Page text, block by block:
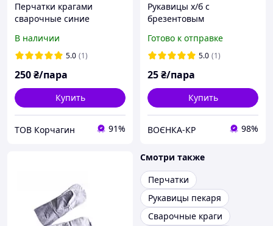
Перчатки крагами
сварочные синие
В наличии
5.0 (1)
250₴/пара
Купить
ТОВ Корчагин 91%
Рукавицы х/б с
брезентовым
Готово к отправке
5.0 (1)
25₴/пара
Купить
ВОЄНКА-КР 98%
Смотри также
Перчатки
Рукавицы пекаря
Сварочные краги